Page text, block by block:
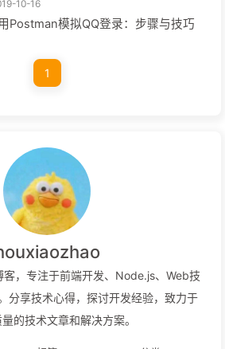
10-16
Postman模拟QQ登录：步骤与技巧
1
，专注于前端开发、Node.js、Web技
分享技术心得，探讨开发经验，致力于
的技术文章和解决方案。